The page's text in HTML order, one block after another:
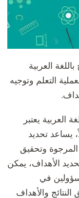
العربية
التعلم وتوجيه
العربية يعتبر
يساعد تحديد
المرجوة وتحقيق
الأهداف، يمكن
في
والأهداف